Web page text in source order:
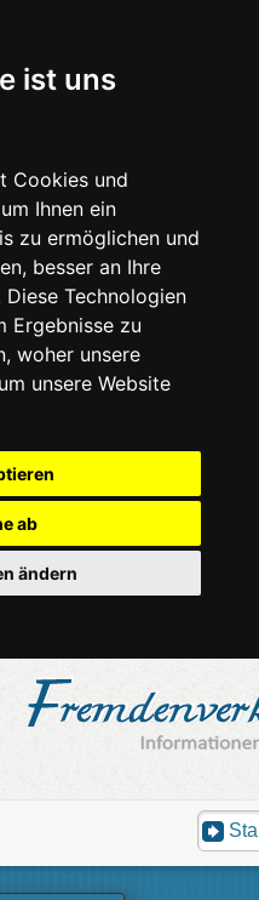
ist uns
Cookies und
Ihnen ein
zu ermöglichen und
besser an Ihre
Diese Technologien
Ergebnisse zu
woher unsere
unsere Website
ab
ändern